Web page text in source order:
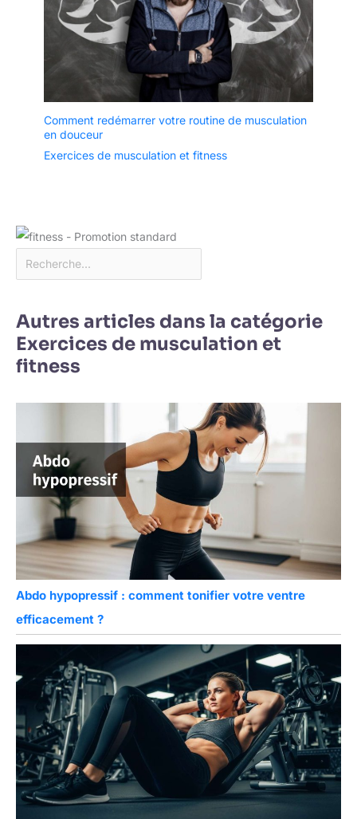
Comment redémarrer votre routine de musculation
en douceur
Exercices de musculation et fitness
Autres articles dans la catégorie
Exercices de musculation et
fitness
Abdo hypopressif : comment tonifier votre ventre
efficacement ?